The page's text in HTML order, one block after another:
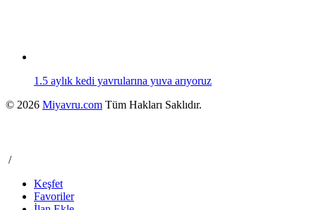
1.5 aylık kedi yavrularına yuva arıyoruz
© 2026 Miyavru.com Tüm Hakları Saklıdır.
/
Keşfet
Favoriler